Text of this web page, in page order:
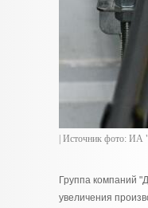
| Источник фото: ИА
Группа компаний
увеличения